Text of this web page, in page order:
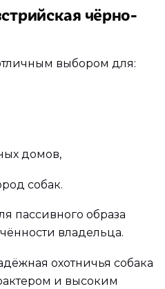
чёрно-
выбором для:
домов,
собак.
пассивного образа
владельца.
охотничья собака
и высоким